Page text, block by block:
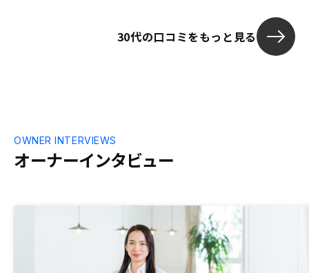
けることができたと思います。銀行面談の
30代の口コミをもっと見る
オーナーインタビュー
OWNER INTERVIEWS